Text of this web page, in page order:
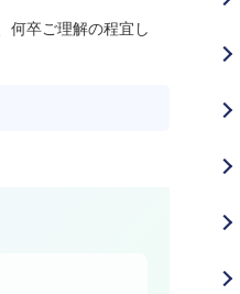
何卒ご理解の程宜し